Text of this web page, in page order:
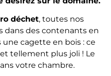
déchet, toutes nos
dans des contenants en
cagette en bois : ce
tellement plus joli ! Le
votre chambre.